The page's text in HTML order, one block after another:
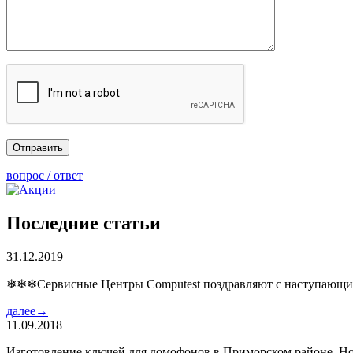
вопрос / ответ
Последние статьи
31.12.2019
❄❄❄Сервисные Центры Computest поздравляют с
далее→
11.09.2018